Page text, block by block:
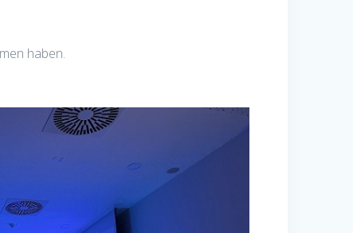
haben.